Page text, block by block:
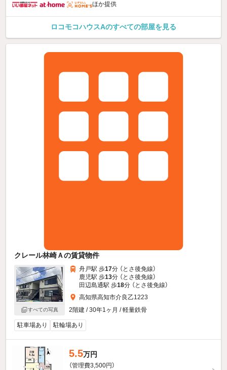
ほか提供
ロコモコハウスAのすべての部屋を見る
クレール林崎Ａの賃貸物件
すべての写真
舟戸駅 歩17分 （とさ後免線）
鹿児駅 歩13分 （とさ後免線）
田辺島通駅 歩18分 （とさ後免線）
高知県高知市介良乙1223
2階建 / 30年1ヶ月 / 軽量鉄骨
駐車場あり 駐輪場あり
5.5万円
（管理費3,500円）